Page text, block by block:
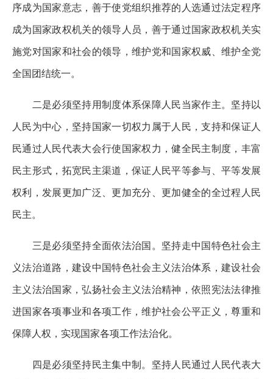
序成为国家意志，善于使党组织推荐的人选通过法定程序
成为国家政权机关的领导人员，善于通过国家政权机关实
施党对国家和社会的领导，维护党和国家权威、维护全党
全国团结统一。
二是必须坚持用制度体系保障人民当家作主。坚持以
人民为中心，坚持国家一切权力属于人民，支持和保证人
民通过人民代表大会行使国家权力，健全民主制度，丰富
民主形式，拓宽民主渠道，保证人民平等参与、平等发展
权利，发展更加广泛、更加充分、更加健全的全过程人民
民主。
三是必须坚持全面依法治国。坚持走中国特色社会主
义法治道路，建设中国特色社会主义法治体系，建设社会
主义法治国家，弘扬社会主义法治精神，依照宪法法律推
进国家各项事业和各项工作，维护社会公平正义，尊重和
保障人权，实现国家各项工作法治化。
四是必须坚持民主集中制。坚持人民通过人民代表大